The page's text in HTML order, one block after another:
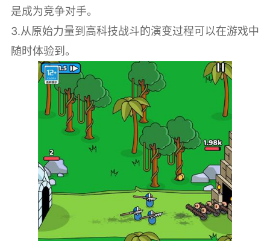
是成为竞争对手。
3.从原始力量到高科技战斗的演变过程可以在游戏中
随时体验到。